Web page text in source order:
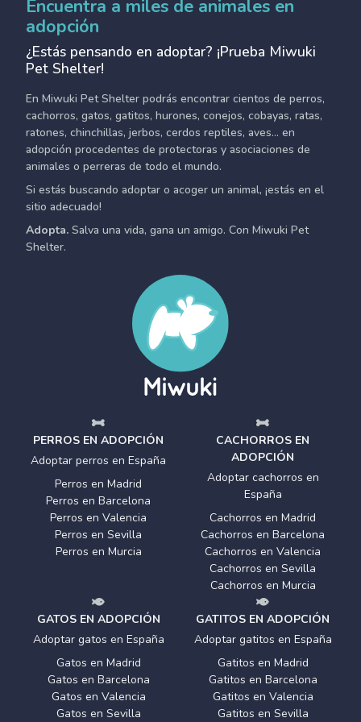
Encuentra a miles de animales en
adopción
¿Estás pensando en adoptar? ¡Prueba Miwuki
Pet Shelter!
En Miwuki Pet Shelter podrás encontrar cientos de perros,
cachorros, gatos, gatitos, hurones, conejos, cobayas, ratas,
ratones, chinchillas, jerbos, cerdos reptiles, aves... en
adopción procedentes de protectoras y asociaciones de
animales o perreras de todo el mundo.
Si estás buscando adoptar o acoger un animal, ¡estás en el
sitio adecuado!
Adopta. Salva una vida, gana un amigo. Con Miwuki Pet
Shelter.
PERROS EN ADOPCIÓN
Adoptar perros en España
Perros en Madrid
Perros en Barcelona
Perros en Valencia
Perros en Sevilla
Perros en Murcia
CACHORROS EN
ADOPCIÓN
Adoptar cachorros en
España
Cachorros en Madrid
Cachorros en Barcelona
Cachorros en Valencia
Cachorros en Sevilla
Cachorros en Murcia
GATOS EN ADOPCIÓN
Adoptar gatos en España
Gatos en Madrid
Gatos en Barcelona
Gatos en Valencia
Gatos en Sevilla
GATITOS EN ADOPCIÓN
Adoptar gatitos en España
Gatitos en Madrid
Gatitos en Barcelona
Gatitos en Valencia
Gatitos en Sevilla